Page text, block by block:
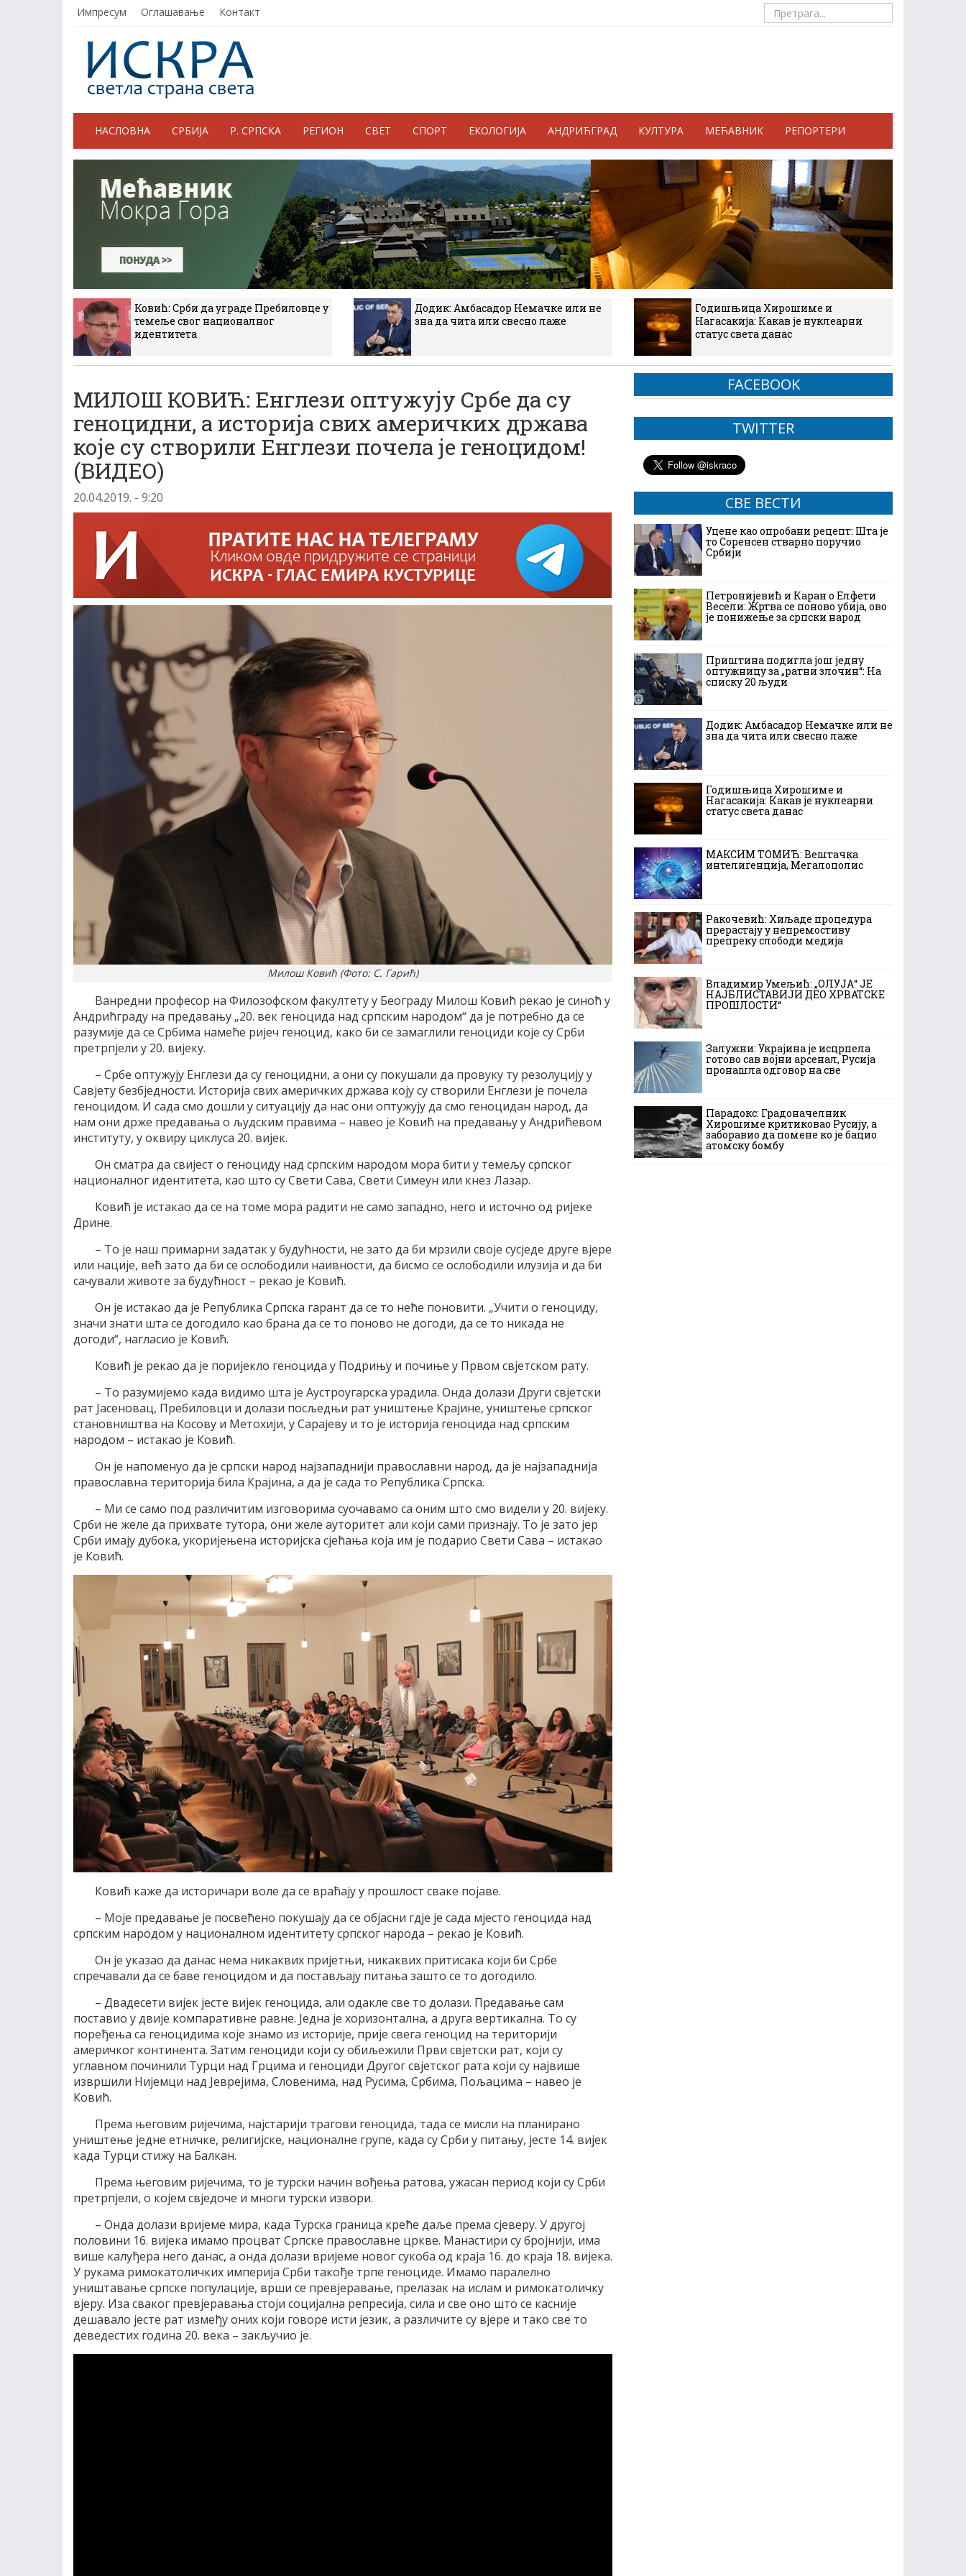
Импресум Оглашавање Контакт
НАСЛОВНА СРБИЈА Р. СРПСКА РЕГИОН СВЕТ СПОРТ ЕКОЛОГИЈА АНДРИЋГРАД КУЛТУРА МЕЋАВНИК РЕПОРТЕРИ
Ковић: Срби да уграде Пребиловце у
темеље свог националног
идентитета
Додик: Амбасадор Немачке или не
зна да чита или свесно лаже
Годишњица Хирошиме и
Нагасакија: Какав је нуклеарни
статус света данас
МИЛОШ КОВИЋ: Енглези оптужују Србе да су
геноцидни, а историја свих америчких држава
које су створили Енглези почела је геноцидом!
(ВИДЕО)
20.04.2019. - 9:20
Милош Ковић (Фото: С. Гарић)
Ванредни професор на Филозофском факултету у Београду Милош Ковић рекао је синоћ у
Андрићграду на предавању „20. век геноцида над српским народом“ да је потребно да се
разумије да се Србима намеће ријеч геноцид, како би се замаглили геноциди које су Срби
претрпјели у 20. вијеку.
– Србе оптужују Енглези да су геноцидни, а они су покушали да провуку ту резолуцију у
Савјету безбједности. Историја свих америчких држава коју су створили Енглези је почела
геноцидом. И сада смо дошли у ситуацију да нас они оптужују да смо геноцидан народ, да
нам они држе предавања о људским правима – навео је Ковић на предавању у Андрићевом
институту, у оквиру циклуса 20. вијек.
Он сматра да свијест о геноциду над српским народом мора бити у темељу српског
националног идентитета, као што су Свети Сава, Свети Симеун или кнез Лазар.
Ковић је истакао да се на томе мора радити не само западно, него и источно од ријеке
Дрине.
– То је наш примарни задатак у будућности, не зато да би мрзили своје сусједе друге вјере
или нације, већ зато да би се ослободили наивности, да бисмо се ослободили илузија и да би
сачували животе за будућност – рекао је Ковић.
Он је истакао да је Република Српска гарант да се то неће поновити. „Учити о геноциду,
значи знати шта се догодило као брана да се то поново не догоди, да се то никада не
догоди“, нагласио је Ковић.
Ковић је рекао да је поријекло геноцида у Подрињу и почиње у Првом свјетском рату.
– То разумијемо када видимо шта је Аустроугарска урадила. Онда долази Други свјетски
рат Јасеновац, Пребиловци и долази посљедњи рат уништење Крајине, уништење српског
становништва на Косову и Метохији, у Сарајеву и то је историја геноцида над српским
народом – истакао је Ковић.
Он је напоменуо да је српски народ најзападнији православни народ, да је најзападнија
православна територија била Крајина, а да је сада то Република Српска.
– Ми се само под различитим изговорима суочавамо са оним што смо видели у 20. вијеку.
Срби не желе да прихвате тутора, они желе ауторитет али који сами признају. То је зато јер
Срби имају дубока, укоријењена историјска сјећања која им је подарио Свети Сава – истакао
је Ковић.
Ковић каже да историчари воле да се враћају у прошлост сваке појаве.
– Моје предавање је посвећено покушају да се објасни гдје је сада мјесто геноцида над
српским народом у националном идентитету српског народа – рекао је Ковић.
Он је указао да данас нема никаквих пријетњи, никаквих притисака који би Србе
спречавали да се баве геноцидом и да постављају питања зашто се то догодило.
– Двадесети вијек јесте вијек геноцида, али одакле све то долази. Предавање сам
поставио у двије компаративне равне. Једна је хоризонтална, а друга вертикална. То су
поређења са геноцидима које знамо из историје, прије свега геноцид на територији
америчког континента. Затим геноциди који су обиљежили Први свјетски рат, који су
углавном починили Турци над Грцима и геноциди Другог свјетског рата који су највише
извршили Нијемци над Јеврејима, Словенима, над Русима, Србима, Пољацима – навео је
Ковић.
Према његовим ријечима, најстарији трагови геноцида, тада се мисли на планирано
уништење једне етничке, религијске, националне групе, када су Срби у питању, јесте 14. вијек
када Турци стижу на Балкан.
Према његовим ријечима, то је турски начин вођења ратова, ужасан период који су Срби
претрпјели, о којем свједоче и многи турски извори.
– Онда долази вријеме мира, када Турска граница креће даље према сјеверу. У другој
половини 16. вијека имамо процват Српске православне цркве. Манастири су бројнији, има
више калуђера него данас, а онда долази вријеме новог сукоба од краја 16. до краја 18. вијека.
У рукама римокатоличких империја Срби такође трпе геноциде. Имамо паралелно
уништавање српске популације, врши се превјеравање, прелазак на ислам и римокатоличку
вјеру. Иза сваког превјеравања стоји социјална репресија, сила и све оно што се касније
дешавало јесте рат између оних који говоре исти језик, а различите су вјере и тако све то
деведестих година 20. века – закључио је.
FACEBOOK
TWITTER
СВЕ ВЕСТИ
Уцене као опробани рецепт: Шта је
то Соренсен стварно поручио
Србији
Петронијевић и Каран о Елфети
Весели: Жртва се поново убија, ово
је понижење за српски народ
Приштина подигла још једну
оптужницу за „ратни злочин“: На
списку 20 људи
Додик: Амбасадор Немачке или не
зна да чита или свесно лаже
Годишњица Хирошиме и
Нагасакија: Какав је нуклеарни
статус света данас
МАКСИМ ТОМИЋ: Вештачка
интелигенција, Мегалополис
Ракочевић: Хиљаде процедура
прерастају у непремостиву
препреку слободи медија
Владимир Умељић: „ОЛУЈА“ ЈЕ
НАЈБЛИСТАВИЈИ ДЕО ХРВАТСКЕ
ПРОШЛОСТИ“
Залужни: Украјина је исцрпела
готово сав војни арсенал, Русија
пронашла одговор на све
Парадокс: Градоначелник
Хирошиме критиковао Русију, а
заборавио да помене ко је бацио
атомску бомбу